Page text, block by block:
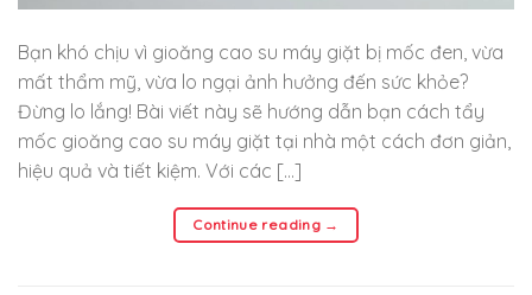
Bạn khó chịu vì gioăng cao su máy giặt bị mốc đen, vừa
mất thẩm mỹ, vừa lo ngại ảnh hưởng đến sức khỏe?
Đừng lo lắng! Bài viết này sẽ hướng dẫn bạn cách tẩy
mốc gioăng cao su máy giặt tại nhà một cách đơn giản,
hiệu quả và tiết kiệm. Với các […]
Continue reading →